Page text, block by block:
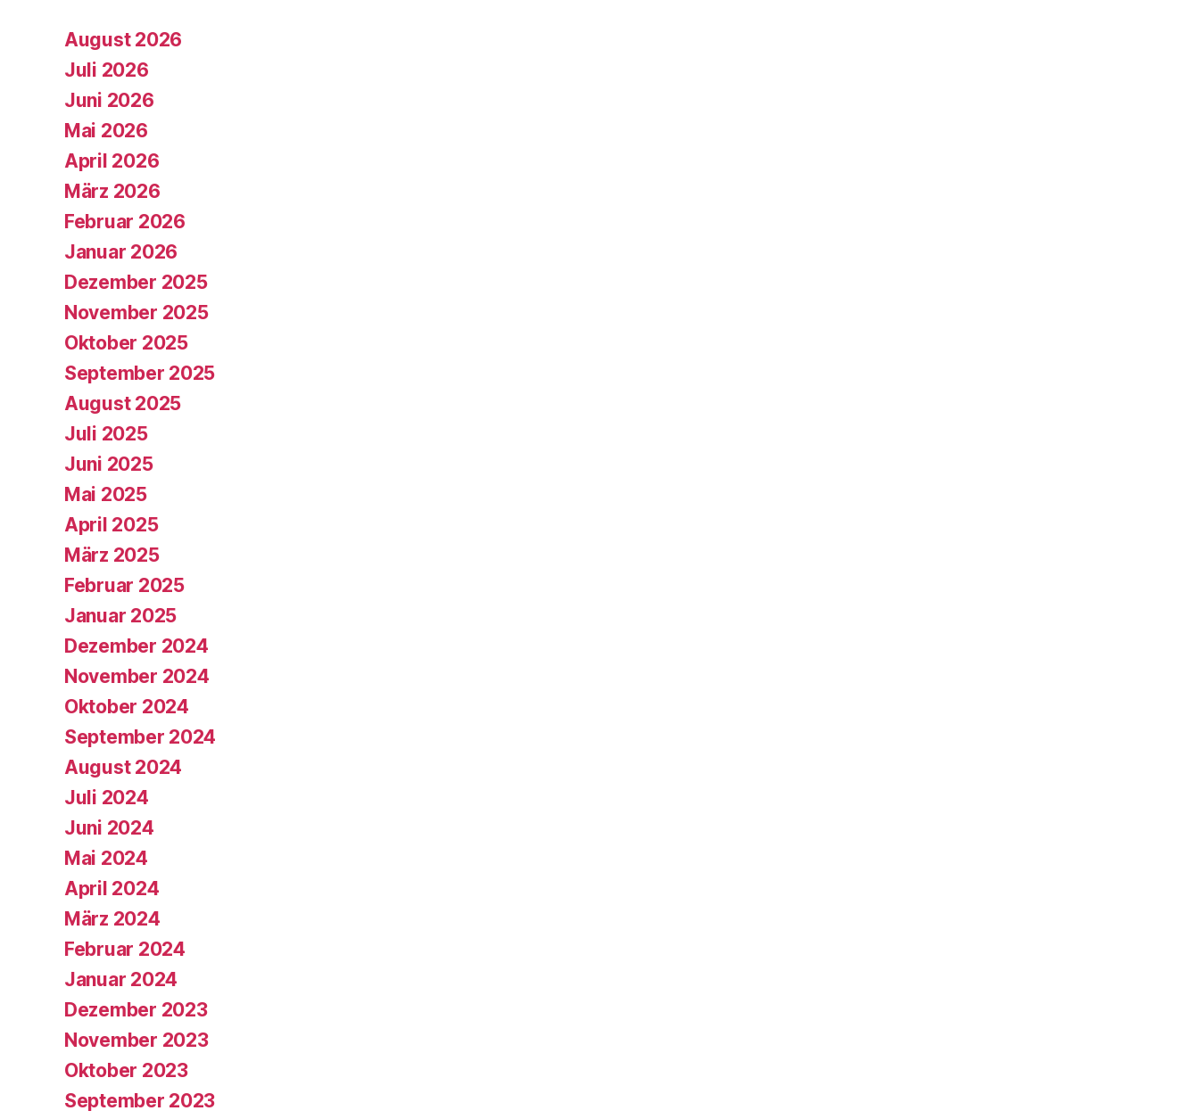
August 2026
Juli 2026
Juni 2026
Mai 2026
April 2026
März 2026
Februar 2026
Januar 2026
Dezember 2025
November 2025
Oktober 2025
September 2025
August 2025
Juli 2025
Juni 2025
Mai 2025
April 2025
März 2025
Februar 2025
Januar 2025
Dezember 2024
November 2024
Oktober 2024
September 2024
August 2024
Juli 2024
Juni 2024
Mai 2024
April 2024
März 2024
Februar 2024
Januar 2024
Dezember 2023
November 2023
Oktober 2023
September 2023